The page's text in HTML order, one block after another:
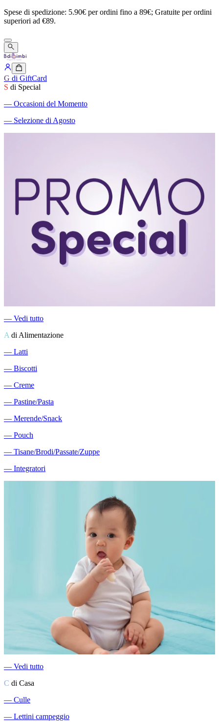
Spese di spedizione: 5.90€ perordini fino a 89€; Gratuite perordini
superiori ad €89.
G di GiftCard
S di Special
― Occasioni del Momento
― Selezione di Agosto
― Vedi tutto
A di Alimentazione
― Latti
― Biscotti
― Creme
― Pastine/Pasta
― Merende/Snack
― Pouch
― Tisane/Brodi/Passate/Zuppe
― Integratori
― Vedi tutto
C di Casa
― Culle
― Lettini campeggio